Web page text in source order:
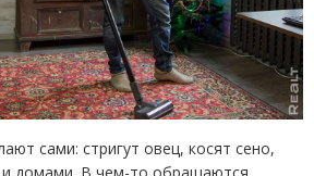
сами: стригут овец, косят сено,